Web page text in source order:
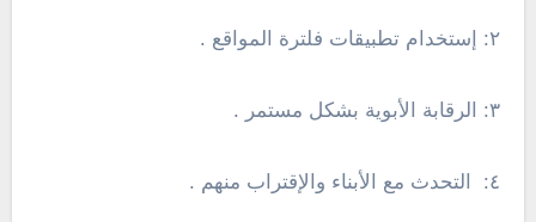
٢: إستخدام تطبيقات فلترة المواقع .
٣: الرقابة الأبوية بشكل مستمر .
٤: التحدث مع الأبناء والإقتراب منهم .